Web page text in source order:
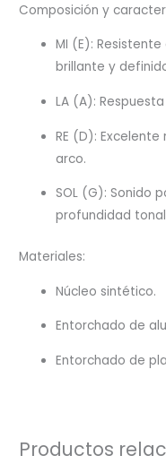
Composición y
MI (E):
brillante y
LA (A):
RE (D):
arco.
SOL (G): Sonido
profundidad
Materiales:
Núcleo sintético.
Entorchado de
Entorchado de
Productos